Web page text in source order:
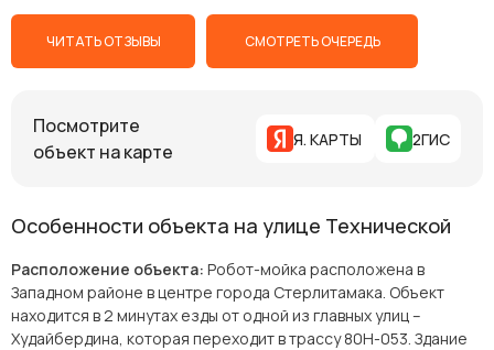
Особенности объекта на улице Технической
Расположение объекта: Робот-мойка расположена в
Западном районе в центре города Стерлитамака. Объект
находится в 2 минутах езды от одной из главных улиц –
Худайбердина, которая переходит в трассу 80Н-053. Здание
СМОТРЕТЬ ОЧЕРЕДЬ
ЧИТАТЬ ОТЗЫВЫ
Посмотрите
объект на карте
Я. КАРТЫ 2ГИС